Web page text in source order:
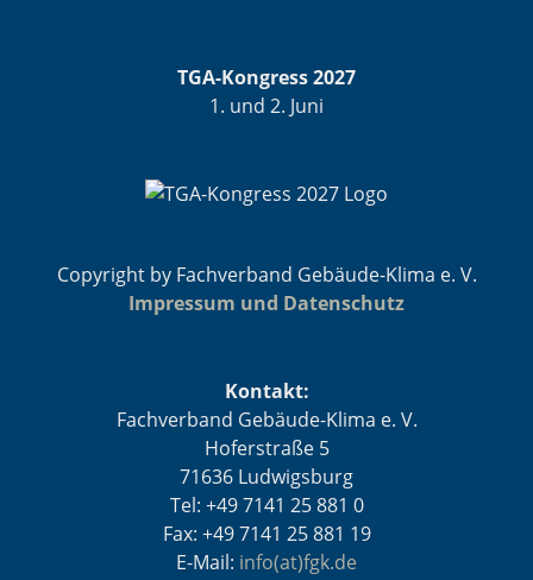
TGA-Kongress 2027
1. und 2. Juni
Copyright by Fachverband Gebäude-Klima e. V.
Impressum und Datenschutz
Kontakt:
Fachverband Gebäude-Klima e. V.
Hoferstraße 5
71636 Ludwigsburg
Tel: +49 7141 25 881 0
Fax: +49 7141 25 881 19
E-Mail: info(at)fgk.de